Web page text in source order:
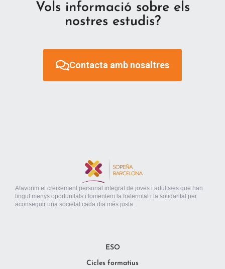
Vols informació sobre els
nostres estudis?
Contacta amb nosaltres
Afavorim el creixement personal integral de joves i adults/es que han
tingut menys oportunitats i fomentem la fraternitat i la solidaritat per
aconseguir una societat cada dia més justa.
ESO
Cicles formatius